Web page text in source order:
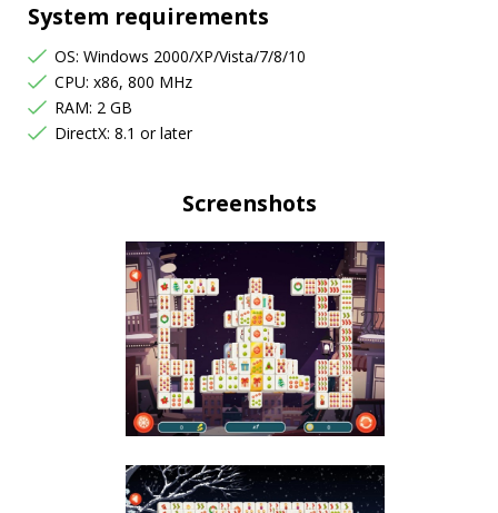
System requirements
OS: Windows 2000/XP/Vista/7/8/10
CPU: x86, 800 MHz
RAM: 2 GB
DirectX: 8.1 or later
Screenshots